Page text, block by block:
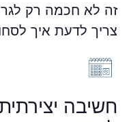
זה לא חכמה רק
צריך לדעת איך
חשיבה